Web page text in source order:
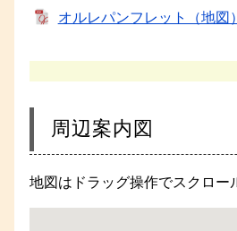
オルレパンフレット（地図
周辺案内図
地図はドラッグ操作でスクロー